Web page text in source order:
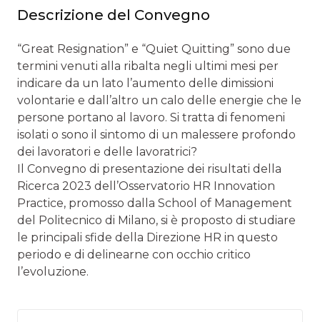
Descrizione del Convegno
“Great Resignation” e “Quiet Quitting” sono due
termini venuti alla ribalta negli ultimi mesi per
indicare da un lato l’aumento delle dimissioni
volontarie e dall’altro un calo delle energie che le
persone portano al lavoro. Si tratta di fenomeni
isolati o sono il sintomo di un malessere profondo
dei lavoratori e delle lavoratrici?
Il Convegno di presentazione dei risultati della
Ricerca 2023 dell’Osservatorio HR Innovation
Practice, promosso dalla School of Management
del Politecnico di Milano, si è proposto di studiare
le principali sfide della Direzione HR in questo
periodo e di delinearne con occhio critico
l’evoluzione.